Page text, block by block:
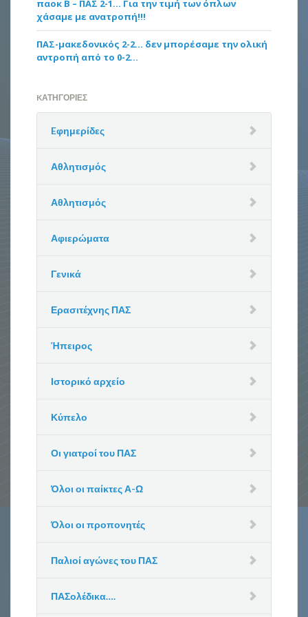
παοκ Β – ΠΑΣ 2-1… Για την τιμή των όπλων
χάσαμε με ανατροπή!!!
ΠΑΣ-μακεδονικός 2-2… δεν μπορέσαμε την ολική
αντροπή από το 0-2…
KΑΤΗΓΟΡΊΕΣ
Eφημερίδες
Αθλητισμός
Αθλητισμός
Αφιερώματα
Γενικά
Ερασιτέχνης ΠΑΣ
Ήπειρος
Ιστορικό αρχείο
Κύπελο
Οι γιατροί του ΠΑΣ
Όλοι οι παίκτες Α-Ω
Όλοι οι προπονητές
Παλιοί αγώνες του ΠΑΣ
ΠΑΣολέδικα….